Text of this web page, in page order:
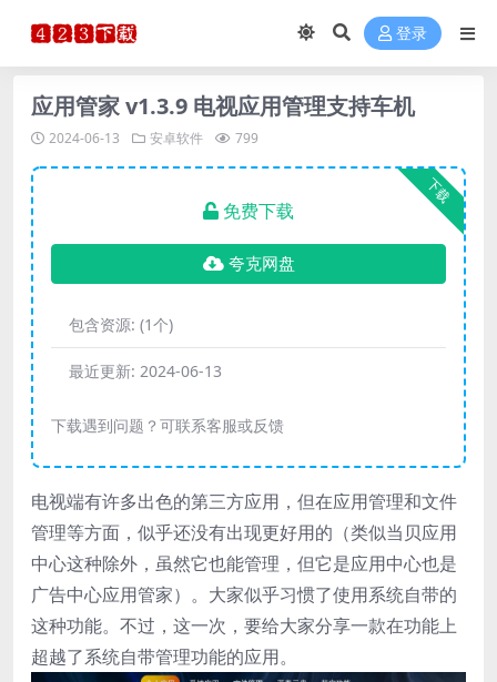
登录
应用管家 v1.3.9 电视应用管理支持车机
2024-06-13 安卓软件 799
下载
免费下载
夸克网盘
包含资源: (1个)
最近更新: 2024-06-13
下载遇到问题？可联系客服或反馈
电视端有许多出色的第三方应用，但在应用管理和文件
管理等方面，似乎还没有出现更好用的（类似当贝应用
中心这种除外，虽然它也能管理，但它是应用中心也是
广告中心应用管家）。大家似乎习惯了使用系统自带的
这种功能。不过，这一次，要给大家分享一款在功能上
超越了系统自带管理功能的应用。